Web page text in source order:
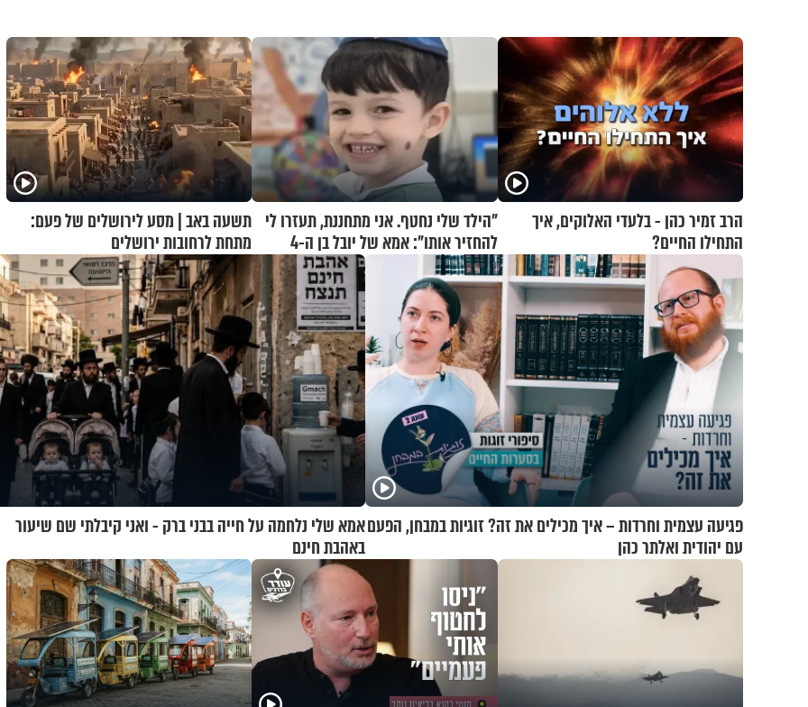
הרב זמיר כהן - בלעדי האלוקים, איך
התחילו החיים?
"הילד שלי נחטף. אני מתחננת, תעזרו לי
להחזיר אותו": אמא של יובל בן ה-4
בריאיון דומע
תשעה באב | מסע לירושלים של פעם:
מתחת לרחובות ירושלים
פגיעה עצמית וחרדות – איך מכילים את זה? זוגיות במבחן, הפעם
עם יהודית ואלתר כהן
אמא שלי נלחמה על חייה בבני ברק - ואני קיבלתי שם שיעור
באהבת חינם